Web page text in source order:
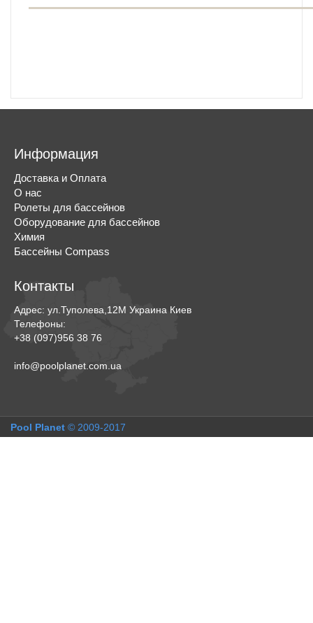
Информация
Доставка и Оплата
О нас
Ролеты для бассейнов
Оборудование для бассейнов
Химия
Бассейны Compass
Контакты
Адрес: ул.Туполева,12М Украина Киев
Телефоны:
+38 (097)956 38 76
info@poolplanet.com.ua
Pool Planet © 2009-2017